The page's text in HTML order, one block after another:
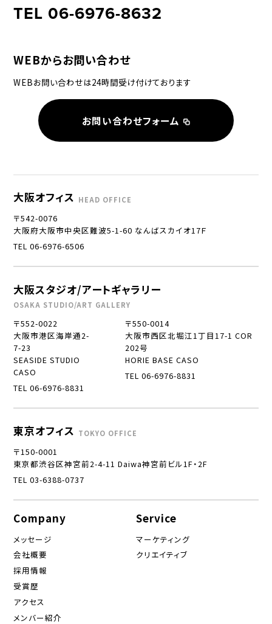
TEL 06-6976-8632
WEBからお問い合わせ
WEBお問い合わせは24時間受け付けております
お問い合わせフォーム
大阪オフィス HEAD OFFICE
〒542-0076
大阪府大阪市中央区難波5-1-60 なんばスカイオ17Ｆ
TEL 06-6976-6506
大阪スタジオ/アートギャラリー
OSAKA STUDIO/ART GALLERY
〒552-0022
大阪市港区海岸通2-
7-23
SEASIDE STUDIO
CASO
TEL 06-6976-8831
〒550-0014
大阪市西区北堀江1丁目17-1 COR
202号
HORIE BASE CASO
TEL 06-6976-8831
東京オフィス TOKYO OFFICE
〒150-0001
東京都渋谷区神宮前2-4-11 Daiwa神宮前ビル1F・2F
TEL 03-6388-0737
Company
メッセージ
会社概要
採用情報
受賞歴
アクセス
メンバー紹介
Service
マーケティング
クリエイティブ